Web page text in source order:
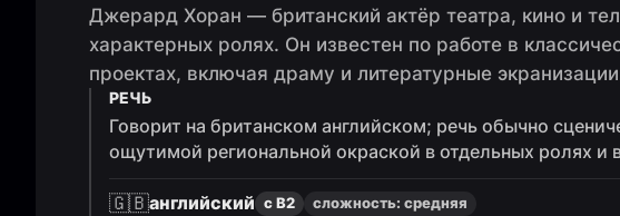
Джерард Хоран — британский актёр театра, кино и
характерных ролях. Он известен по работе в
проектах, включая драму и литературные
РЕЧЬ
Говорит на британском английском; речь обычно
ощутимой региональной окраской в отдельных ролях и
🇬🇧английский с B2 сложность: средняя